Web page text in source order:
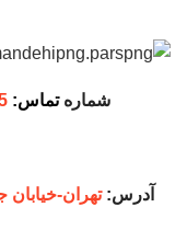
شمارهتماس:
آدرس:تهران-